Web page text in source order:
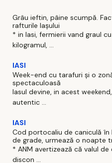
Grâu ieftin, pâine scumpă.
rafturile Iașului
* in Iasi, fermierii vand graul
kilogramul, ...
IASI
Week-end cu tarafuri și o
spectaculoasă
Iasul devine, in acest
autentic ...
IASI
Cod portocaliu de caniculă în
de grade, urmează o noapte
* ANM avertizează că valul
discon ...